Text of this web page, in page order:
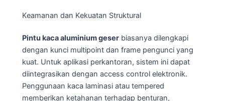
Keamanan dan Kekuatan Struktural
Pintu kaca aluminium geser biasanya dilengkapi
dengan kunci multipoint dan frame pengunci yang
kuat. Untuk aplikasi perkantoran, sistem ini dapat
diintegrasikan dengan access control elektronik.
Penggunaan kaca laminasi atau tempered
memberikan ketahanan terhadap benturan,